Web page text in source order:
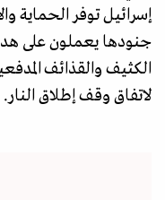
إسرائيل توفر الحماية
جنودها يعملون على
الكثيف والقذائف
لاتفاق وقف إطلاق النار.